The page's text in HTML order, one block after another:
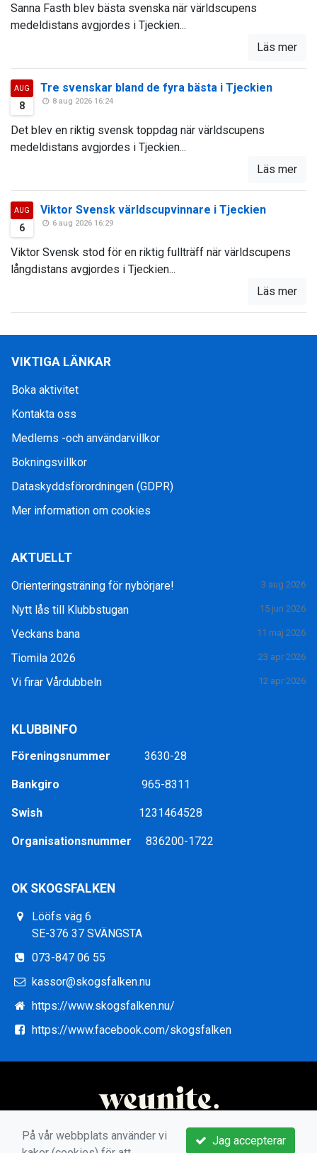
Sanna Fasth blev bästa svenska när världscupens
medeldistans avgjordes i Tjeckien...
Läs mer
AUG
8
Tre svenskar bland de fyra bästa i Tjeckien
8 aug 2026 16:24
Det blev en riktig svensk toppdag när världscupens
medeldistans avgjordes i Tjeckien...
Läs mer
AUG
6
Viktor Svensk världscupvinnare i Tjeckien
6 aug 2026 16:29
Viktor Svensk stod för en riktig fullträff när världscupens
långdistans avgjordes i Tjeckien...
Läs mer
VIKTIGA LÄNKAR
Boka aktivitet
Kontakta oss
Medlems -och användarvillkor
Bokningsvillkor
Dataskyddsförordningen (GDPR)
Mer information om cookies
AKTUELLT
Orienteringsträning för nybörjare! 3 aug 2026
Nytt lås till Klubbstugan 15 jun 2026
Veckans bana 11 maj 2026
Tiomila 2026 23 apr 2026
Vi firar Vårdubbeln 12 apr 2026
KLUBBINFO
Föreningsnummer 3630-28
Bankgiro 965-8311
Swish 1231464528
Organisationsnummer 836200-1722
OK SKOGSFALKEN
Lööfs väg 6
SE-376 37 SVÄNGSTA
073-847 06 55
kassor@skogsfalken.nu
https://www.skogsfalken.nu/
https://www.facebook.com/skogsfalken
Jag accepterar
På vår webbplats använder vi